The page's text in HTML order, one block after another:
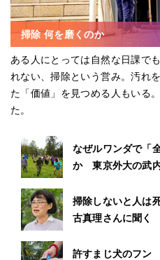
掃除 何を磨くのか
ある人にとっては自然な日課で
れない、掃除という営み。汚れ
た「価値」を見つめる人もいる
た。
なぜルワンダで「
か 東京外大の武
掃除しないと人は
古真理さんに聞く
許すまじ犬のフン